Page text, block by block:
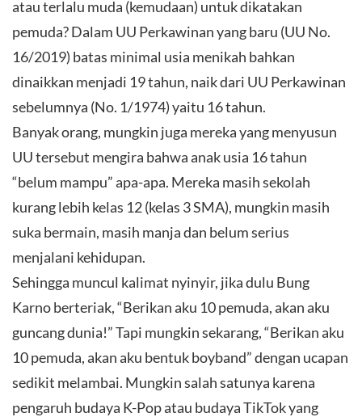
atau terlalu muda (kemudaan) untuk dikatakan
pemuda? Dalam UU Perkawinan yang baru (UU No.
16/2019) batas minimal usia menikah bahkan
dinaikkan menjadi 19 tahun, naik dari UU Perkawinan
sebelumnya (No. 1/1974) yaitu 16 tahun.
Banyak orang, mungkin juga mereka yang menyusun
UU tersebut mengira bahwa anak usia 16 tahun
“belum mampu” apa-apa. Mereka masih sekolah
kurang lebih kelas 12 (kelas 3 SMA), mungkin masih
suka bermain, masih manja dan belum serius
menjalani kehidupan.
Sehingga muncul kalimat nyinyir, jika dulu Bung
Karno berteriak, “Berikan aku 10 pemuda, akan aku
guncang dunia!” Tapi mungkin sekarang, “Berikan aku
10 pemuda, akan aku bentuk boyband” dengan ucapan
sedikit melambai. Mungkin salah satunya karena
pengaruh budaya K-Pop atau budaya TikTok yang